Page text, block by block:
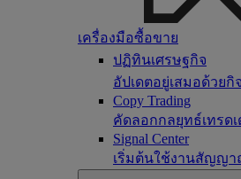
เครื่องมือซื้อขาย
ปฏิทินเศรษฐกิจ
อัปเดตอยู่เสมอด้วย
Copy Trading
คัดลอกกลยุทธ์เทรด
Signal Center
เริ่มต้นใช้งานสัญญา